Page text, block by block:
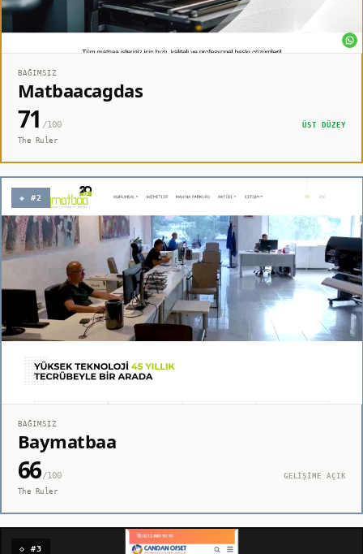
BAĞIMSIZ
Matbaacagdas
71 /100
ÜST DÜZEY
The Ruler
◈ #2
BAĞIMSIZ
Baymatbaa
66/100
GELİŞİME AÇIK
The Ruler
◇ #3